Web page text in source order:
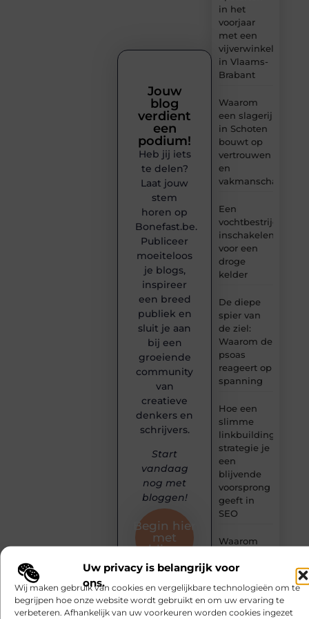
Uw privacy is belangrijk voor
ons.
Wij maken gebruik van cookies en vergelijkbare technologieën om te
begrijpen hoe onze website wordt gebruikt en om uw ervaring te
verbeteren. Afhankelijk van uw voorkeuren worden cookies ingezet
in het
voorjaar
met een
vijverwinkel
in Vlaams-
Brabant
Waarom
een slagerij
in Schoten
bouwt op
vertrouwen
en
vakmanschap
Een
inschakelen
voor een
droge
kelder
De diepe
spier van
de ziel:
Waarom de
psoas
reageert op
spanning
Hoe een
slimme
linkbuilding
strategie je
een
blijvende
voorsprong
geeft in
SEO
Waarom
boekhouder
verder kijkt
dan omzet
Jouw
blog
verdient
een
podium!
Heb jij iets
te delen?
Laat jouw
stem
horen op
Bonefast.be.
Publiceer
moeiteloos
je blogs,
inspireer
een breed
publiek en
sluit je aan
bij een
groeiende
community
van
creatieve
denkers en
schrijvers.
Start
vandaag
nog met
bloggen!
Begin hier
met
publiceren